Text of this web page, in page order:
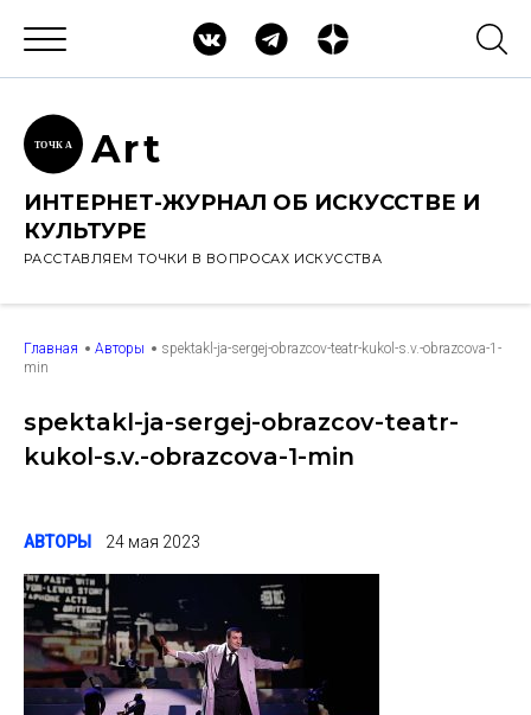
ТОЧК А Art
ИНТЕРНЕТ-ЖУРНАЛ ОБ ИСКУССТВЕ И
КУЛЬТУРЕ
РАССТАВЛЯЕМ ТОЧКИ В ВОПРОСАХ ИСКУССТВА
Главная Авторы
spektakl-ja-sergej-obrazcov-teatr-kukol-s.v.-obrazcova-1-
min
spektakl-ja-sergej-obrazcov-teatr-
kukol-s.v.-obrazcova-1-min
АВТОРЫ 24 мая 2023